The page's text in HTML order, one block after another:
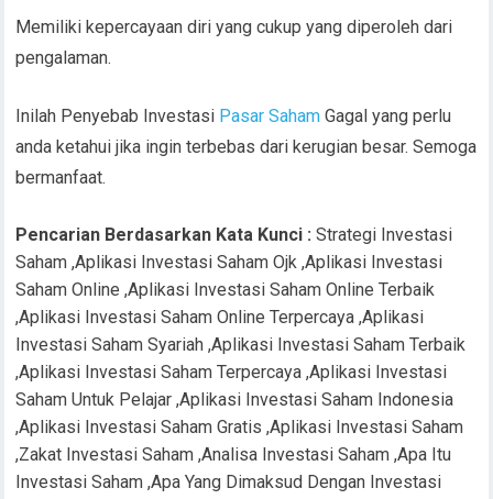
Memiliki kepercayaan diri yang cukup yang diperoleh dari
pengalaman.
Inilah Penyebab Investasi Pasar Saham Gagal yang perlu
anda ketahui jika ingin terbebas dari kerugian besar. Semoga
bermanfaat.
Pencarian Berdasarkan Kata Kunci :Strategi Investasi
Saham ,Aplikasi Investasi Saham Ojk ,Aplikasi Investasi
Saham Online ,Aplikasi Investasi Saham Online Terbaik
,Aplikasi Investasi Saham Online Terpercaya ,Aplikasi
Investasi Saham Syariah ,Aplikasi Investasi Saham Terbaik
,Aplikasi Investasi Saham Terpercaya ,Aplikasi Investasi
Saham Untuk Pelajar ,Aplikasi Investasi Saham Indonesia
,Aplikasi Investasi Saham Gratis ,Aplikasi Investasi Saham
,Zakat Investasi Saham ,Analisa Investasi Saham ,Apa Itu
Investasi Saham ,Apa Yang Dimaksud Dengan Investasi